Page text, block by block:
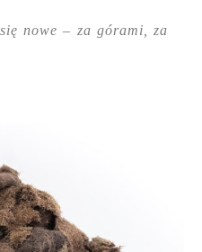
nowe – za górami, za